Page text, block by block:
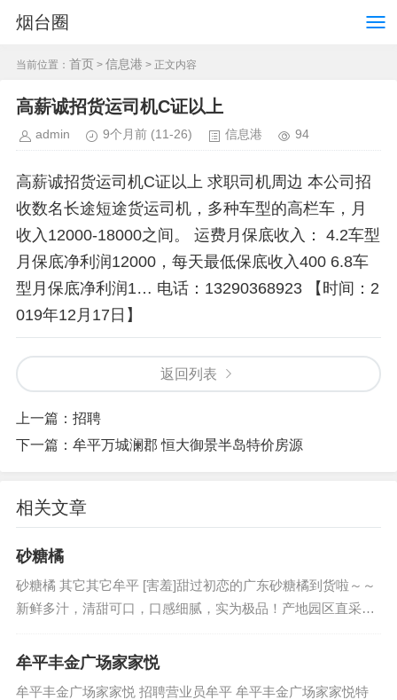
烟台圈
当前位置： 首页 > 信息港 > 正文内容
高薪诚招货运司机C证以上
admin 9个月前 (11-26) 信息港 94
高薪诚招货运司机C证以上 求职司机周边 本公司招
收数名长途短途货运司机，多种车型的高栏车，月
收入12000-18000之间。 运费月保底收入： 4.2车型
月保底净利润12000，每天最低保底收入400 6.8车
型月保底净利润1… 电话：13290368923 【时间：2
019年12月17日】
返回列表
上一篇： 招聘
下一篇： 牟平万城澜郡 恒大御景半岛特价房源
相关文章
砂糖橘
砂糖橘 其它其它牟平 [害羞]甜过初恋的广东砂糖橘到货啦～～
新鲜多汁，清甜可口，口感细腻，实为极品！产地园区直采直
81微信...
牟平丰金广场家家悦
牟平丰金广场家家悦 招聘营业员牟平 牟平丰金广场家家悦特